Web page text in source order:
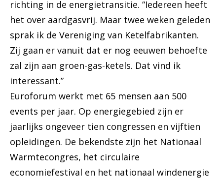
richting in de energietransitie. “Iedereen heeft
het over aardgasvrij. Maar twee weken geleden
sprak ik de Vereniging van Ketelfabrikanten.
Zij gaan er vanuit dat er nog eeuwen behoefte
zal zijn aan groen-gas-ketels. Dat vind ik
interessant.”
Euroforum werkt met 65 mensen aan 500
events per jaar. Op energiegebied zijn er
jaarlijks ongeveer tien congressen en vijftien
opleidingen. De bekendste zijn het Nationaal
Warmtecongres, het circulaire
economiefestival en het nationaal windenergie